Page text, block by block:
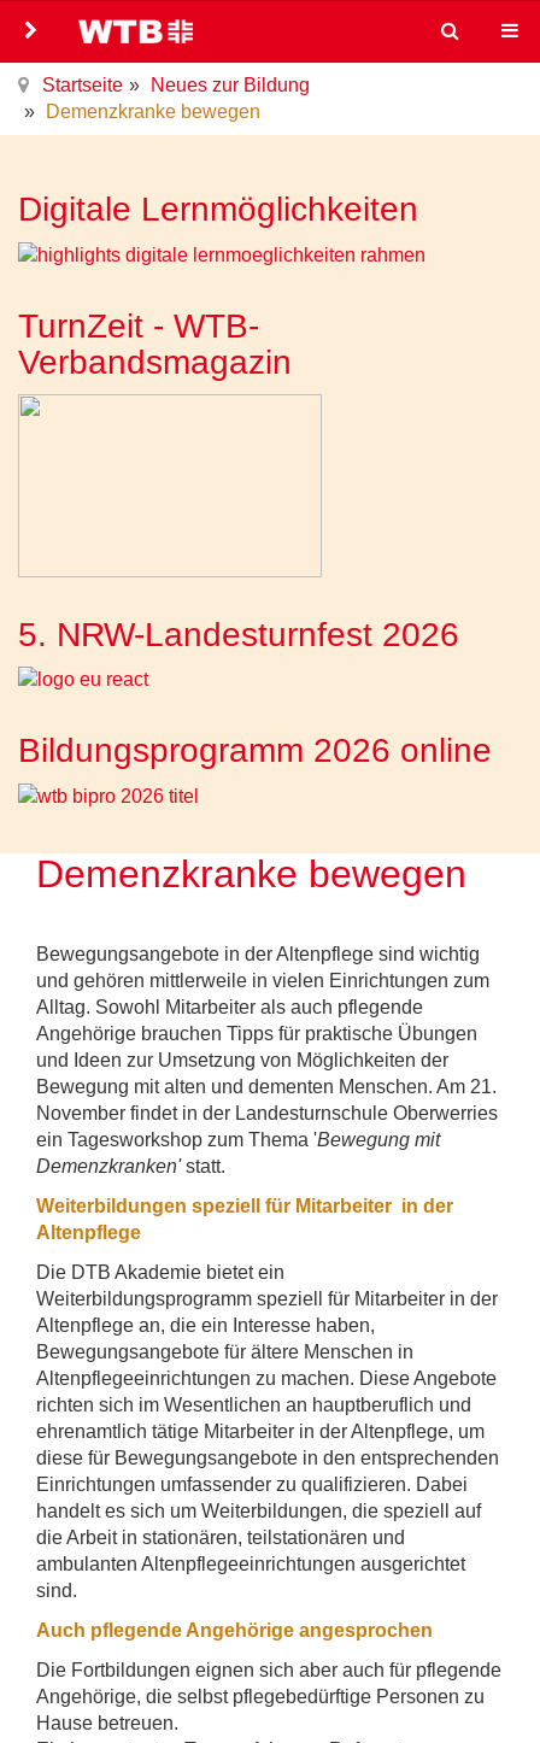
Startseite
Neues zur Bildung
Demenzkranke bewegen
Digitale Lernmöglichkeiten
TurnZeit - WTB-
Verbandsmagazin
5. NRW-Landesturnfest 2026
Bildungsprogramm 2026 online
Demenzkranke bewegen
Bewegungsangebote in der Altenpflege sind wichtig
und gehören mittlerweile in vielen Einrichtungen zum
Alltag. Sowohl Mitarbeiter als auch pflegende
Angehörige brauchen Tipps für praktische Übungen
und Ideen zur Umsetzung von Möglichkeiten der
Bewegung mit alten und dementen Menschen. Am 21.
November findet in der Landesturnschule Oberwerries
ein Tagesworkshop zum Thema 'Bewegung mit
Demenzkranken'statt.
Weiterbildungen speziell für Mitarbeiter in der
Altenpflege
Die DTB Akademie bietet ein
Weiterbildungsprogramm speziell für Mitarbeiter in der
Altenpflege an, die ein Interesse haben,
Bewegungsangebote für ältere Menschen in
Altenpflegeeinrichtungen zu machen. Diese Angebote
richten sich im Wesentlichen an hauptberuflich und
ehrenamtlich tätige Mitarbeiter in der Altenpflege, um
diese für Bewegungsangebote in den entsprechenden
Einrichtungen umfassender zu qualifizieren. Dabei
handelt es sich um Weiterbildungen, die speziell auf
die Arbeit in stationären, teilstationären und
ambulanten Altenpflegeeinrichtungen ausgerichtet
sind.
Auch pflegende Angehörige angesprochen
Die Fortbildungen eignen sich aber auch für pflegende
Angehörige, die selbst pflegebedürftige Personen zu
Hause betreuen.